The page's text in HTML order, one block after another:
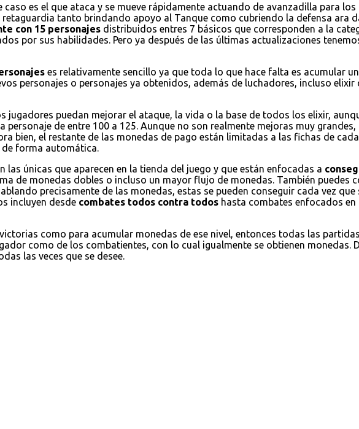
es el que ataca y se mueve rápidamente actuando de avanzadilla para
tanto brindando apoyo al Tanque como cubriendo la defensa ara
con 15 personajes distribuidos entres 7 básicos que corresponden a la
por sus habilidades. Pero ya después de las últimas actualizaciones
es relativamente sencillo ya que toda lo que hace falta es acumular
personajes o personajes ya obtenidos, además de luchadores, incluso
jugadores puedan mejorar el ataque, la vida o la base de todos los elixir,
de entre 100 a 125. Aunque no son realmente mejoras muy
bien, el restante de las monedas de pago están limitadas a las fichas de
forma automática.
las únicas que aparecen en la tienda del juego y que están enfocadas a
de monedas dobles o incluso un mayor flujo de monedas. También puedes
precisamente de las monedas, estas se pueden conseguir cada vez
incluyen desde combates todos contra todos hasta combates enfocados
como para acumular monedas de ese nivel, entonces todas las
como de los combatientes, con lo cual igualmente se obtienen monedas.
las veces que se desee.